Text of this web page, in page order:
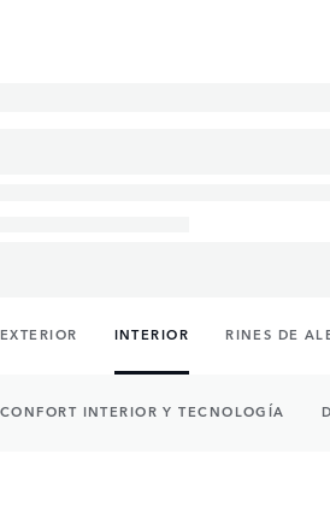
EXTERIOR INTERIOR RINES DE
CONFORT INTERIOR Y TECNOLOGÍA